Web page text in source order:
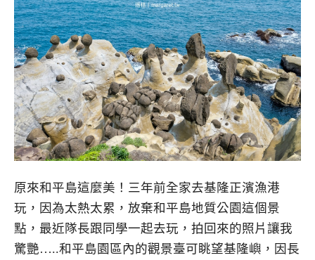
原來和平島這麼美！三年前全家去基隆正濱漁港
玩，因為太熱太累，放棄和平島地質公園這個景
點，最近隊長跟同學一起去玩，拍回來的照片讓我
驚艷…..和平島園區內的觀景臺可眺望基隆嶼，因長